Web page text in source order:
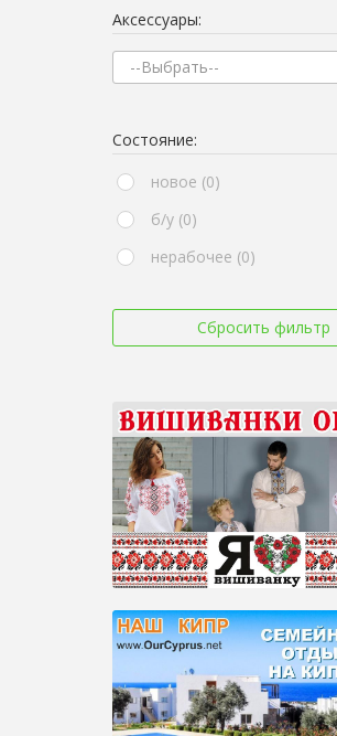
Аксессуары:
--Выбрать--
Состояние:
новое (0)
б/у (0)
нерабочее (0)
Сбросить фильтр